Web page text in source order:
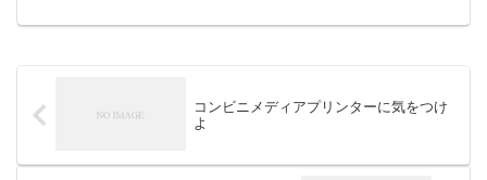
コンビニメディアプリンターに気をつけ
よ